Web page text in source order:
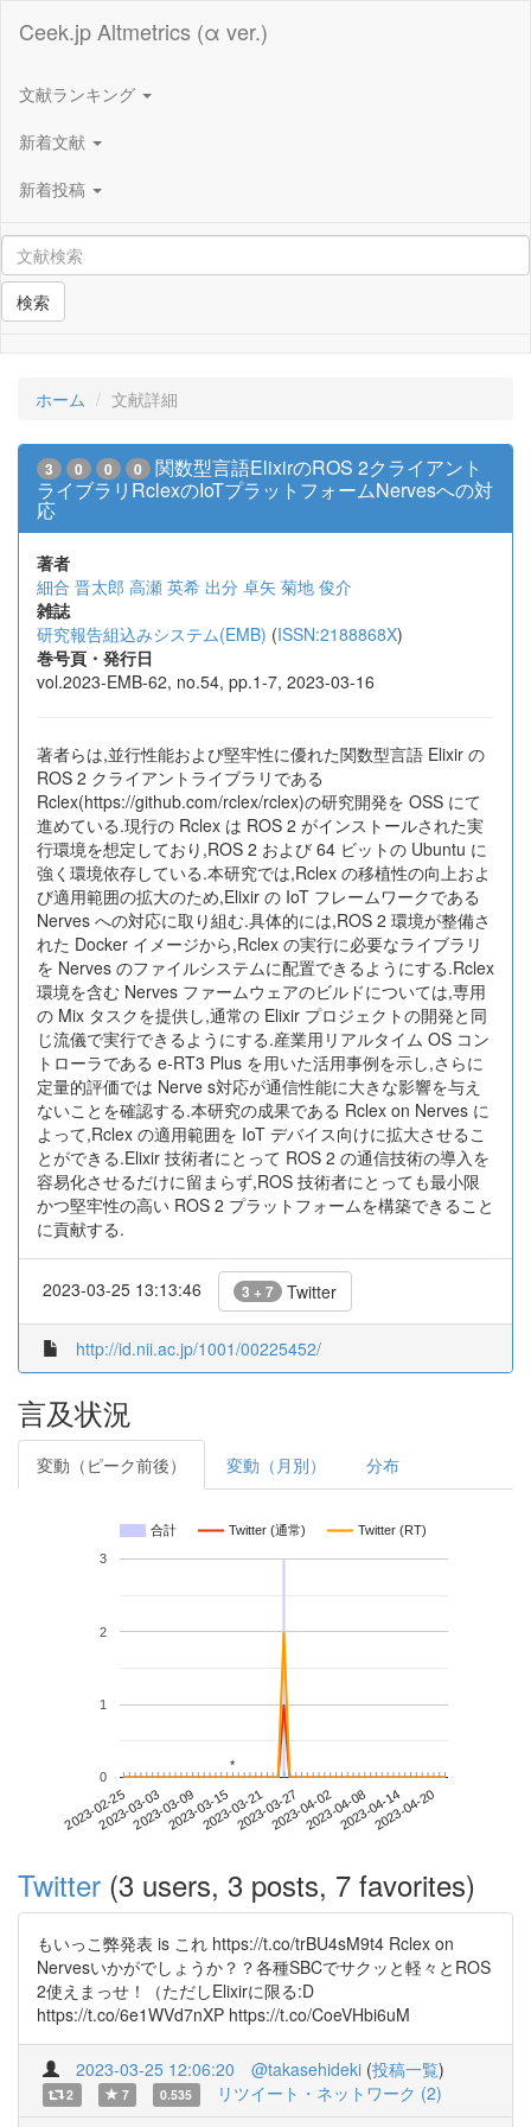
Ceek.jp Altmetrics (α ver.)
文献ランキング
新着文献
新着投稿
検索
ホーム 文献詳細
3 0 0 0
関数型言語ElixirのROS 2クライアント
ライブラリRclexのIoTプラットフォームNervesへの対
応
著者
細合 晋太郎 高瀬 英希 出分 卓矢 菊地 俊介
雑誌
研究報告組込みシステム(EMB) (ISSN:2188868X)
巻号頁・発行日
vol.2023-EMB-62, no.54, pp.1-7, 2023-03-16
著者らは,並行性能および堅牢性に優れた関数型言語 Elixir の
ROS 2 クライアントライブラリである
Rclex(https://github.com/rclex/rclex)の研究開発を OSS にて
進めている.現行の Rclex は ROS 2 がインストールされた実
行環境を想定しており,ROS 2 および 64 ビットの Ubuntu に
強く環境依存している.本研究では,Rclex の移植性の向上およ
び適用範囲の拡大のため,Elixir の IoT フレームワークである
Nerves への対応に取り組む.具体的には,ROS 2 環境が整備さ
れた Docker イメージから,Rclex の実行に必要なライブラリ
を Nerves のファイルシステムに配置できるようにする.Rclex
環境を含む Nerves ファームウェアのビルドについては,専用
の Mix タスクを提供し,通常の Elixir プロジェクトの開発と同
じ流儀で実行できるようにする.産業用リアルタイム OS コン
トローラである e-RT3 Plus を用いた活用事例を示し,さらに
定量的評価では Nerve s対応が通信性能に大きな影響を与え
ないことを確認する.本研究の成果である Rclex on Nerves に
よって,Rclex の適用範囲を IoT デバイス向けに拡大させるこ
とができる.Elixir 技術者にとって ROS 2 の通信技術の導入を
容易化させるだけに留まらず,ROS 技術者にとっても最小限
かつ堅牢性の高い ROS 2 プラットフォームを構築できること
に貢献する.
2023-03-25 13:13:46 3 + 7 Twitter
http://id.nii.ac.jp/1001/00225452/
言及状況
変動（ピーク前後） 変動（月別） 分布
合計 Twitter (通常) Twitter (RT)
2023-02-252023-03-032023-03-092023-03-152023-03-212023-03-272023-04-022023-04-082023-04-142023-04-20
0
1
2
3
**
Twitter (3 users, 3 posts, 7 favorites)
もいっこ弊発表 is これ https://t.co/trBU4sM9t4 Rclex on
Nervesいかがでしょうか？？各種SBCでサクッと軽々とROS
2使えまっせ！（ただしElixirに限る:D
https://t.co/6e1WVd7nXP https://t.co/CoeVHbi6uM
2023-03-25 12:06:20 @takasehideki (投稿一覧)
2 7 0.535 リツイート・ネットワーク (2)